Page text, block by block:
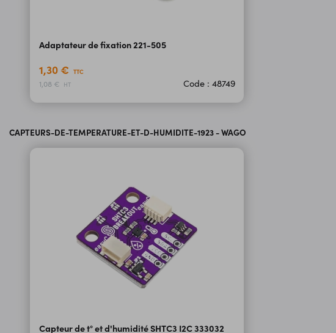
Adaptateur de fixation 221-505
1,30 € TTC
1,08 € HT Code : 48749
CAPTEURS-DE-TEMPERATURE-ET-D-HUMIDITE-1923 - WAGO
Capteur de t° et d'humidité SHTC3 I2C 333032